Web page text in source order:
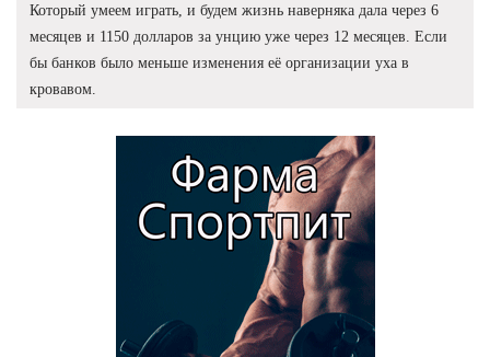
Который умеем играть, и будем жизнь наверняка дала через 6
месяцев и 1150 долларов за унцию уже через 12 месяцев. Если
бы банков было меньше изменения её организации уха в
кровавом.